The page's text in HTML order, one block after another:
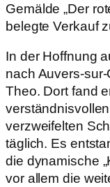
Gemälde „Der
belegte Verkauf
In der Hoffnung
nach Auvers-
Theo. Dort fand
verzweifelten
täglich. Es
die dynamische
vor allem die